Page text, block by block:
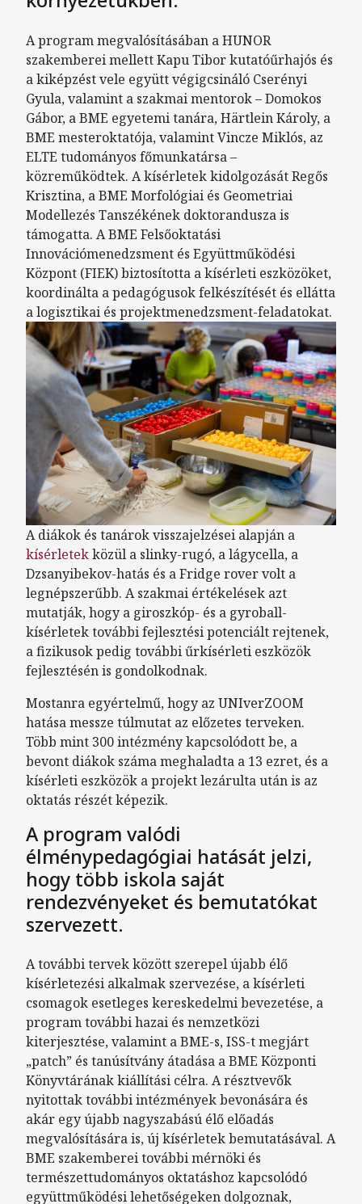
A program megvalósításában a HUNOR
szakemberei mellett Kapu Tibor kutatóűrhajós és
a kiképzést vele együtt végigcsináló Cserényi
Gyula, valamint a szakmai mentorok – Domokos
Gábor, a BME egyetemi tanára, Härtlein Károly, a
BME mesteroktatója, valamint Vincze Miklós, az
ELTE tudományos főmunkatársa –
közreműködtek. A kísérletek kidolgozását Regős
Krisztina, a BME Morfológiai és Geometriai
Modellezés Tanszékének doktorandusza is
támogatta. A BME Felsőoktatási
Innovációmenedzsment és Együttműködési
Központ (FIEK) biztosította a kísérleti eszközöket,
koordinálta a pedagógusok felkészítését és ellátta
a logisztikai és projektmenedzsment-feladatokat.
A diákok és tanárok visszajelzései alapján a
kísérletekközül a slinky-rugó, a lágycella, a
Dzsanyibekov-hatás és a Fridge rover volt a
legnépszerűbb. A szakmai értékelések azt
mutatják, hogy a giroszkóp- és a gyroball-
kísérletek további fejlesztési potenciált rejtenek,
a fizikusok pedig további űrkísérleti eszközök
fejlesztésén is gondolkodnak.
Mostanra egyértelmű, hogy az UNIverZOOM
hatása messze túlmutat az előzetes terveken.
Több mint 300 intézmény kapcsolódott be, a
bevont diákok száma meghaladta a 13 ezret, és a
kísérleti eszközök a projekt lezárulta után is az
oktatás részét képezik.
A program valódi
élménypedagógiai hatását jelzi,
hogy több iskola saját
rendezvényeket és bemutatókat
szervezett.
A további tervek között szerepel újabb élő
kísérletezési alkalmak szervezése, a kísérleti
csomagok esetleges kereskedelmi bevezetése, a
program további hazai és nemzetközi
kiterjesztése, valamint a BME-s, ISS-t megjárt
„patch” és tanúsítvány átadása a BME Központi
Könyvtárának kiállítási célra. A résztvevők
nyitottak további intézmények bevonására és
akár egy újabb nagyszabású élő előadás
megvalósítására is, új kísérletek bemutatásával. A
BME szakemberei további mérnöki és
természettudományos oktatáshoz kapcsolódó
együttműködési lehetőségeken dolgoznak,